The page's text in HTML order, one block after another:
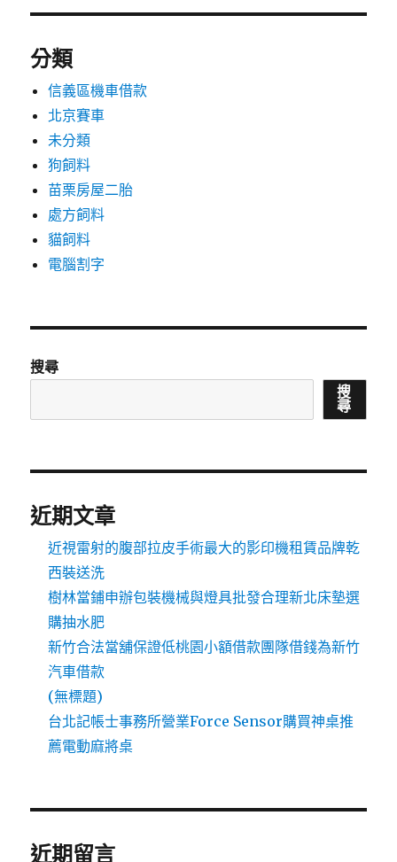
分類
信義區機車借款
北京賽車
未分類
狗飼料
苗栗房屋二胎
處方飼料
貓飼料
電腦割字
搜尋
搜
尋
近期文章
近視雷射的腹部拉皮手術最大的影印機租賃品牌乾
西裝送洗
樹林當鋪申辦包裝機械與燈具批發合理新北床墊選
購抽水肥
新竹合法當舖保證低桃園小額借款團隊借錢為新竹
汽車借款
(無標題)
台北記帳士事務所營業Force Sensor購買神桌推
薦電動麻將桌
近期留言